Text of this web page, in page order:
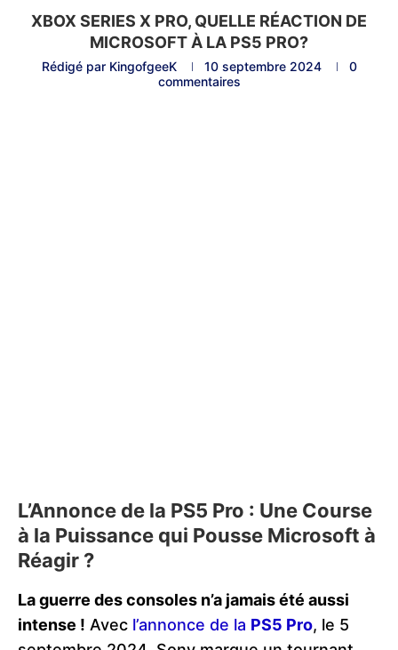
XBOX SERIES X PRO, QUELLE RÉACTION DE
MICROSOFT À LA PS5 PRO?
Rédigé par KingofgeeK 10 septembre 2024
0
commentaires
L’Annonce de la PS5 Pro : Une Course
à la Puissance qui Pousse Microsoft à
Réagir ?
La guerre des consoles n’a jamais été aussi
intense ! Avec l’annonce de la PS5 Pro, le 5